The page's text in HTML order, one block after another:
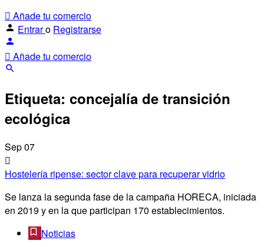
Añade tu comercio
Entraro Registrarse
Añade tu comercio
Etiqueta: concejalía de transición
ecológica
Sep07
Hostelería ripense: sector clave para recuperar vidrio
Se lanza la segunda fase de la campaña HORECA, iniciada
en 2019 y en la que participan 170 establecimientos.
Noticias